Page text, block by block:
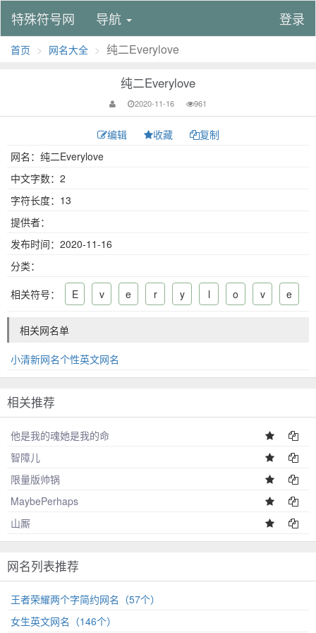
特殊符号网 导航 登录
首页 网名大全 纯二Everylove
纯二Everylove
2020-11-16 961
编辑 收藏
复制
网名：纯二Everylove
中文字数：2
字符长度：13
提供者：
发布时间：2020-11-16
分类：
相关符号：
E v e r y l o v e
相关网名单
小清新网名个性英文网名
相关推荐
他是我的魂她是我的命
智障儿
限量版帅锅
MaybePerhaps
山厮
网名列表推荐
王者荣耀两个字简约网名（57个）
女生英文网名（146个）